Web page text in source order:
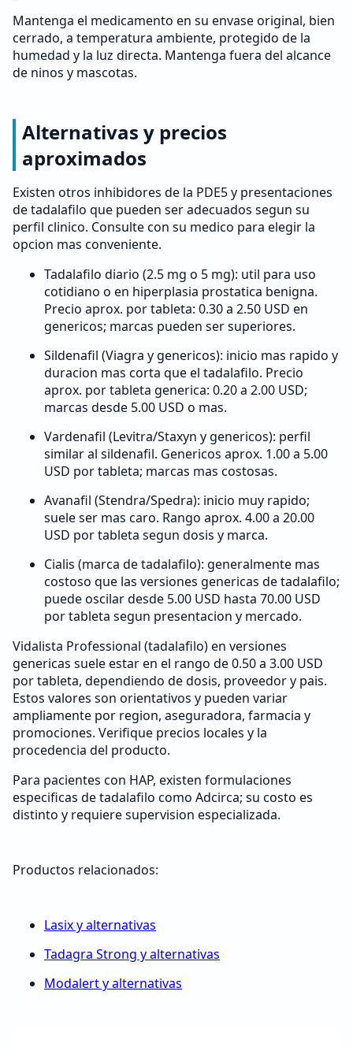
Mantenga el medicamento en su envase original, bien
cerrado, a temperatura ambiente, protegido de la
humedad y la luz directa. Mantenga fuera del alcance
de ninos y mascotas.
Alternativas y precios
aproximados
Existen otros inhibidores de la PDE5 y presentaciones
de tadalafilo que pueden ser adecuados segun su
perfil clinico. Consulte con su medico para elegir la
opcion mas conveniente.
Tadalafilo diario (2.5 mg o 5 mg): util para uso
cotidiano o en hiperplasia prostatica benigna.
Precio aprox. por tableta: 0.30 a 2.50 USD en
genericos; marcas pueden ser superiores.
Sildenafil (Viagra y genericos): inicio mas rapido y
duracion mas corta que el tadalafilo. Precio
aprox. por tableta generica: 0.20 a 2.00 USD;
marcas desde 5.00 USD o mas.
Vardenafil (Levitra/Staxyn y genericos): perfil
similar al sildenafil. Genericos aprox. 1.00 a 5.00
USD por tableta; marcas mas costosas.
Avanafil (Stendra/Spedra): inicio muy rapido;
suele ser mas caro. Rango aprox. 4.00 a 20.00
USD por tableta segun dosis y marca.
Cialis (marca de tadalafilo): generalmente mas
costoso que las versiones genericas de tadalafilo;
puede oscilar desde 5.00 USD hasta 70.00 USD
por tableta segun presentacion y mercado.
Vidalista Professional (tadalafilo) en versiones
genericas suele estar en el rango de 0.50 a 3.00 USD
por tableta, dependiendo de dosis, proveedor y pais.
Estos valores son orientativos y pueden variar
ampliamente por region, aseguradora, farmacia y
promociones. Verifique precios locales y la
procedencia del producto.
Para pacientes con HAP, existen formulaciones
especificas de tadalafilo como Adcirca; su costo es
distinto y requiere supervision especializada.
Productos relacionados:
Lasix y alternativas
Tadagra Strong y alternativas
Modalert y alternativas